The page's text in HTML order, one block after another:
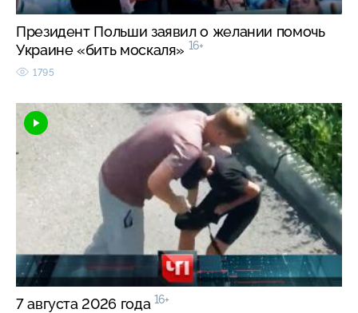
Президент Польши заявил о желании помочь
Украине «бить москаля» 16+
1795
7 августа 2026 года 16+